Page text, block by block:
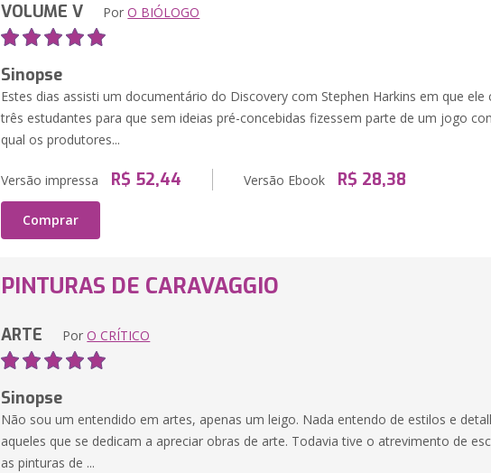
VOLUME V PorO BIÓLOGO
Sinopse
Estes dias assisti um documentário do Discovery com Stephen Harkins em que ele
três estudantes para que sem ideias pré-concebidas fizessem parte de um jogo
qual os produtores...
Versão impressa R$ 52,44 Versão Ebook R$ 28,38
Comprar
PINTURAS DE CARAVAGGIO
ARTE PorO CRÍTICO
Sinopse
Não sou um entendido em artes, apenas um leigo. Nada entendo de estilos e
aqueles que se dedicam a apreciar obras de arte. Todavia tive o atrevimento de
as pinturas de ...